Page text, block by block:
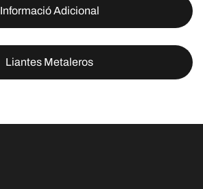
Informació Adicional
Liantes Metaleros